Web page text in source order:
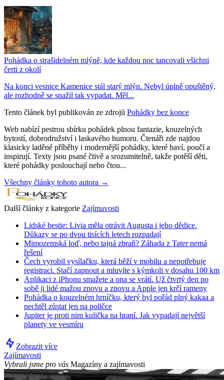
Pohádka o strašidelném mlýně, kde každou noc tancovali všichni
čerti z okolí
Na konci vesnice Kamenice stál starý mlýn. Nebyl úplně opuštěný,
ale rozhodně se snažil tak vypadat. Měl...
Tento článek byl publikován ze zdrojů Pohádky bez konce
Web nabízí pestrou sbírku pohádek plnou fantazie, kouzelných
bytostí, dobrodružství i laskavého humoru. Čtenáři zde najdou
klasicky laděné příběhy i modernější pohádky, které baví, poučí a
inspirují. Texty jsou psané čtivě a srozumitelně, takže potěší děti,
které pohádky poslouchají nebo čtou...
Všechny články tohoto autora →
Další články z kategorie Zajímavosti
Lidské bestie: Livia měla otrávit Augusta i jeho dědice.
Důkazy se po dvou tisících letech rozpadají
Mimozemská loď, nebo tajná zbraň? Záhada z Tater nemá
řešení
Čech vyrobil vysílačku, která běží v mobilu a nepotřebuje
registraci. Stačí zapnout a mluvíte s kýmkoli v dosahu 100 km
Aplikaci z iPhonu smažete a ona se vrátí. Už čtvrtý den po
sobě ji lidé mažou znovu a znovu a Apple jen krčí rameny
Pohádka o kouzelném hrníčku, který byl pořád plný kakaa a
nechtěl zůstat jen na poličce
Jupiter je proti nim kulička na hraní. Jak vypadají největší
planety ve vesmíru
Zobrazit více
Zajímavosti
Vybrali jsme pro vás Magazíny a zajímavosti